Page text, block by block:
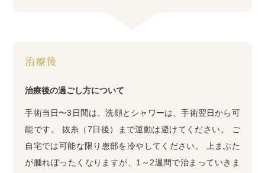
治療後
治療後の過ごし方について
手術当日〜3日間は、洗顔とシャワーは、手術翌日から可
能です。 抜糸（7日後）まで運動は避けてください。 ご
自宅では可能な限り患部を冷やしてください。 上まぶた
が腫れぼったくなりますが、1～2週間で治まっていきま